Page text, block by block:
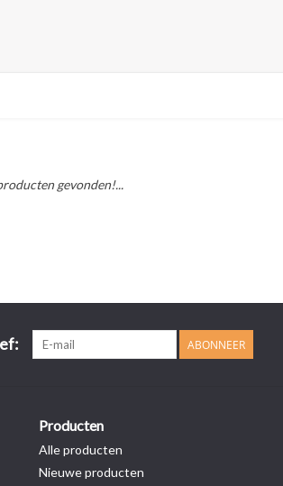
gevonden!...
ABONNEER
Producten
Alle producten
Nieuwe producten